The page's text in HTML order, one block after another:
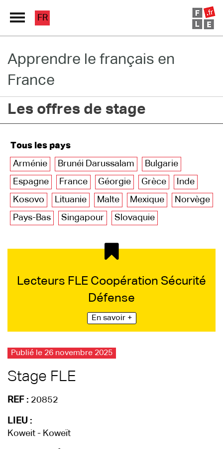
Grand Répertoire
Immersion France
Le français en ligne
FR
Apprendre le français en
France
Les offres de stage
Tous les pays
Arménie
Brunéi Darussalam
Bulgarie
Espagne
France Géorgie Grèce
Inde
Kosovo
Lituanie Malte Mexique
Norvège
Pays-Bas
Singapour Slovaquie
Lecteurs FLE Coopération Sécurité
Défense
En savoir +
Publié le 26 novembre 2025
Stage FLE
REF : 20852
LIEU :
Koweit - Koweït